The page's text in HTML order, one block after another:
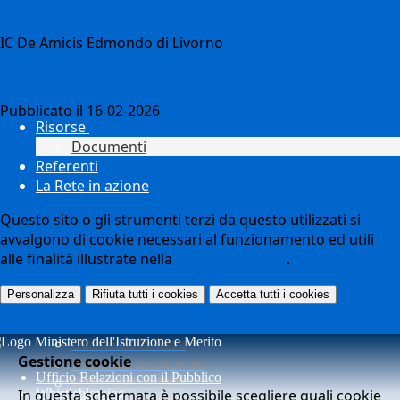
Risorse
Documenti
Referenti
La Rete in azione
Ultime della Rete
Iniziative territoriali
Azioni per la Rete
IC De Amicis Edmondo di Livorno
Pubblicato il 16-02-2026
Questo sito o gli strumenti terzi da questo utilizzati si
avvalgono di cookie necessari al funzionamento ed utili
alle finalità illustrate nella
.
Personalizza Rifiuta tutti i cookies Accetta tutti i cookies
Gestione cookie
In questa schermata è possibile scegliere quali cookie
Ufficio Relazioni con il Pubblico
Whistleblowing